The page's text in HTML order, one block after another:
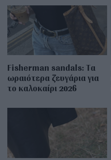
Fisherman sandals: Tα
ωραιότερα ζευγάρια για
το καλοκαίρι 2026